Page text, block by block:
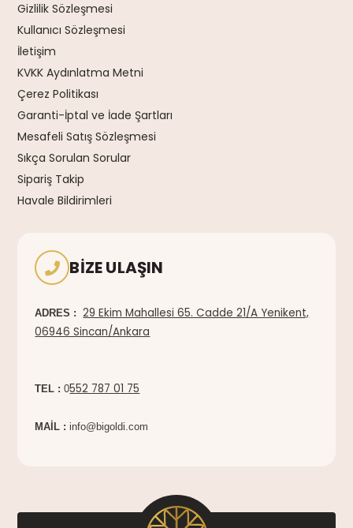
Gizlilik Sözleşmesi
Kullanıcı Sözleşmesi
İletişim
KVKK Aydınlatma Metni
Çerez Politikası
Garanti-İptal ve İade Şartları
Mesafeli Satış Sözleşmesi
Sıkça Sorulan Sorular
Sipariş Takip
Havale Bildirimleri
BIZE ULAŞIN
ADRES :
29 Ekim Mahallesi 65. Cadde 21/A Yenikent,
06946 Sincan/Ankara
TEL : 0552 787 01 75
MAİL :info@bigoldi.com